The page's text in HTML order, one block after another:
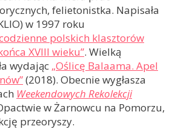
felietonistka. Napisała
w 1997 roku
polskich klasztorów
XVIII wieku”. Wielką
wydając „Oślicę Balaama. Apel
(2018). Obecnie wygłasza
Weekendowych Rekolekcji
w Żarnowcu na Pomorzu,
przeoryszy.